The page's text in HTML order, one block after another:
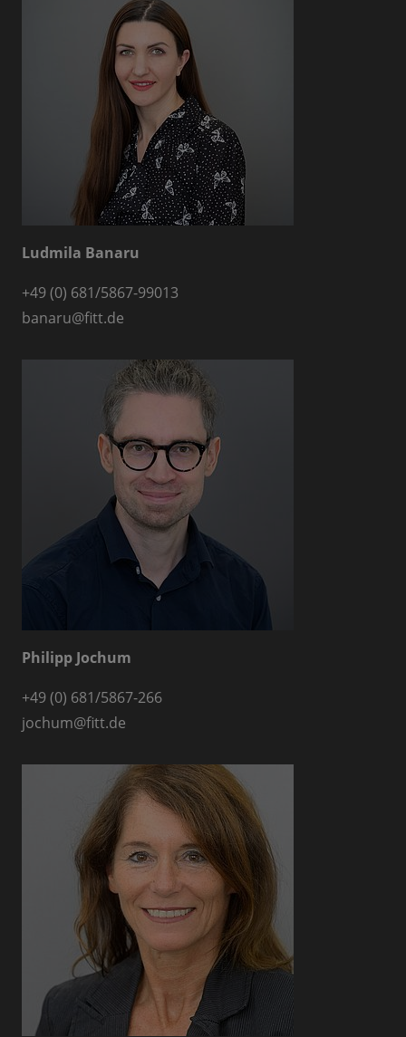
Ludmila Banaru
+49 (0) 681/5867-99013
banaru@fitt.de
Philipp Jochum
+49 (0) 681/5867-266
jochum@fitt.de